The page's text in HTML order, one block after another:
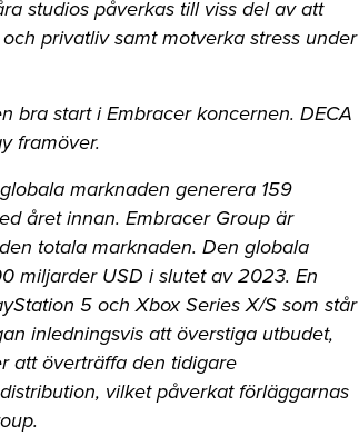
studios påverkas till viss del av att
privatliv samt motverka stress under
bra start i Embracer koncernen. DECA
framöver.
marknaden generera 159
året innan. Embracer Group är
totala marknaden. Den globala
miljarder USD i slutet av 2023. En
5 och Xbox Series X/S som står
inledningsvis att överstiga utbudet,
att överträffa den tidigare
vilket påverkat förläggarnas